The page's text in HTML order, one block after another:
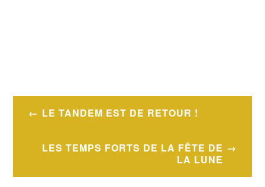
Navigation
l’article
LE TANDEM EST DE RETOUR !
LES TEMPS FORTS DE LA FÊTE DE
LA LUNE